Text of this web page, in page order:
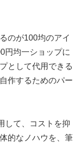
のが100均のアイ
円均一ショップに
として代用できる
作するためのパー
して、コストを抑
的なノハウを、筆